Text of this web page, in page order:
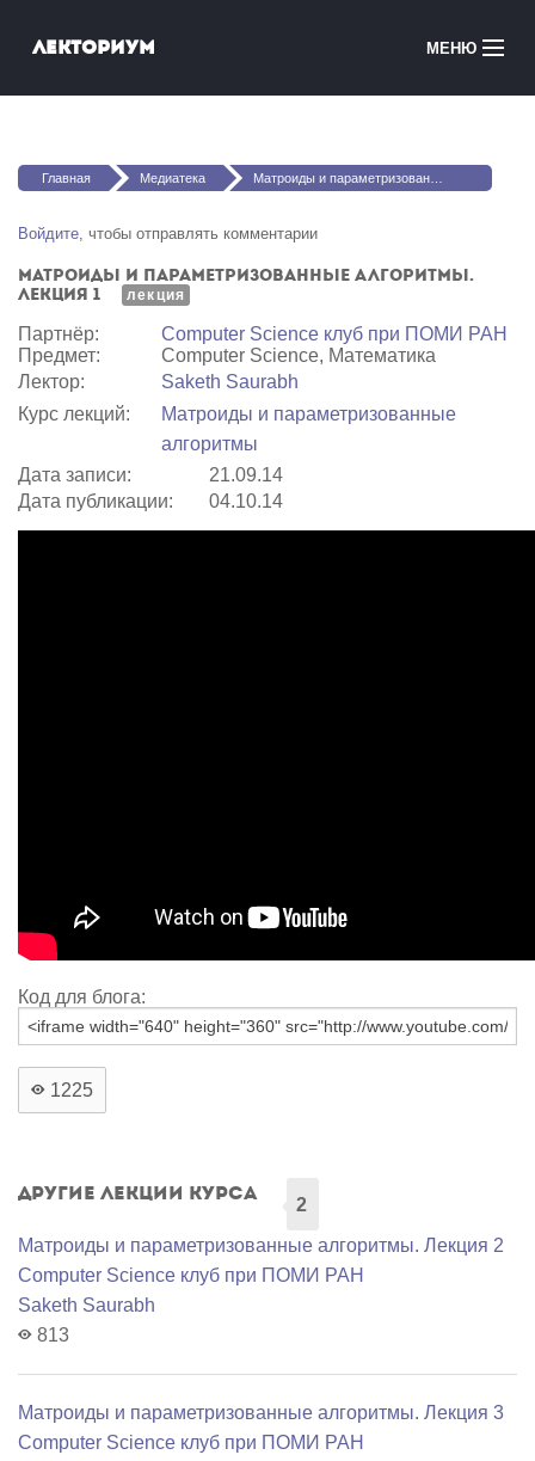
Лекториум МЕНЮ
Медиатека
Courses in English
Войти
Вы здесь
Главная Медиатека Матроиды и параметризованные алгоритмы. Лекция 1
Войдите, чтобы отправлять комментарии
Матроиды и параметризованные алгоритмы.
Лекция 1
лекция
Партнёр:
Computer Science клуб при ПОМИ РАН
Предмет:
Computer Science, Математика
Лектор:
Saketh Saurabh
Курс лекций:
Матроиды и параметризованные
алгоритмы
Дата записи:
21.09.14
Дата публикации:
04.10.14
Код для блога:
1225
Другие лекции курса
2
Матроиды и параметризованные алгоритмы. Лекция 2
Computer Science клуб при ПОМИ РАН
Saketh Saurabh
813
Матроиды и параметризованные алгоритмы. Лекция 3
Computer Science клуб при ПОМИ РАН